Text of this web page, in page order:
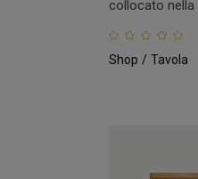
collocato nella
Shop Tavola